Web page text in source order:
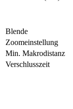
Blende
Zoomeinstellung
Min. Makrodistanz
Verschlusszeit